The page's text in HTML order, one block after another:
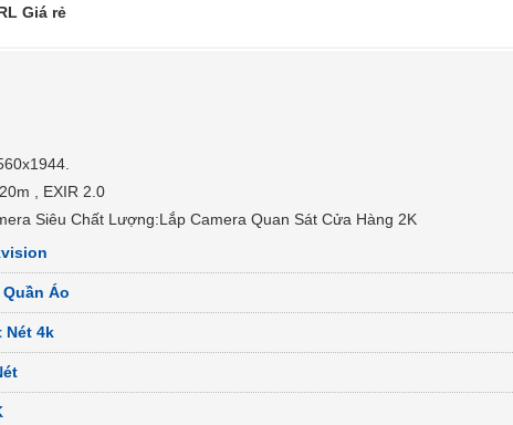
Giá rẻ
, EXIR 2.0
Siêu Chất Lượng:Lắp Camera Quan Sát Cửa Hàng 2K
Áo
Nét 4k